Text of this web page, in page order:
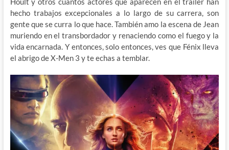
hecho trabajos excepcionales a lo largo de su carrera, son
gente que se curra lo que hace. También amo la escena de Jean
muriendo en el transbordador y renaciendo como el fuego y la
vida encarnada. Y entonces, solo entonces, ves que Fénix lleva
el abrigo de X-Men 3 y te echas a temblar.